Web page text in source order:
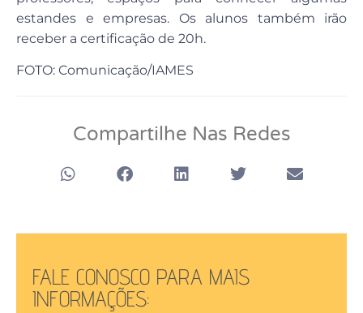
estandes e empresas. Os alunos também irão
receber a certificação de 20h.
FOTO: Comunicação/IAMES
Compartilhe Nas Redes
FALE CONOSCO PARA MAIS
INFORMAÇÕES: